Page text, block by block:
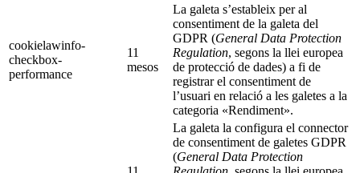
cookielawinfo-
checkbox-
performance
11
mesos
La galeta s’estableix per al
consentiment de la galeta del
GDPR (General Data Protection
Regulation, segons la llei europea
de protecció de dades) a fi de
registrar el consentiment de
l’usuari en relació a les galetes a la
categoria «Rendiment».
La galeta la configura el connector
de consentiment de galetes GDPR
(General Data Protection